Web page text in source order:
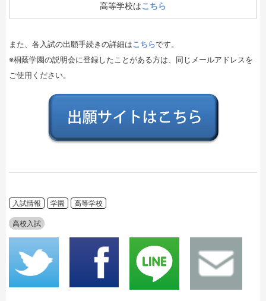
高等学校はこちら
また、各入試の出願手続きの詳細はこちらです。
※桐蔭学園の説明会に登録したことがある方は、同じメールアドレスを
ご使用ください。
入試情報 学園 高等学校
高校入試